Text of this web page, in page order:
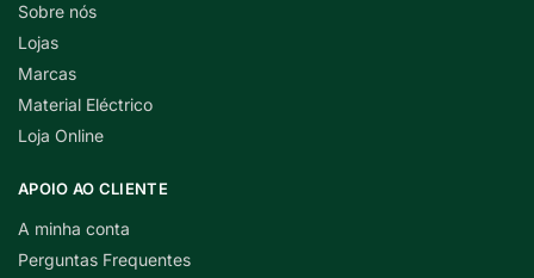
Sobre nós
Lojas
Marcas
Material Eléctrico
Loja Online
APOIO AO CLIENTE
A minha conta
Perguntas Frequentes